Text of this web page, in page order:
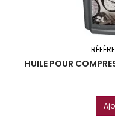
HUILE POUR